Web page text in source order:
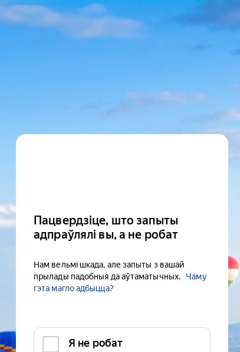
Пацвердзіце, што запыты
адпраўлялі вы, а не робат
Нам вельмі шкада, але запыты з вашай
прылады падобныя да аўтаматычных.
Чаму
гэта магло адбыцца?
Я не робат